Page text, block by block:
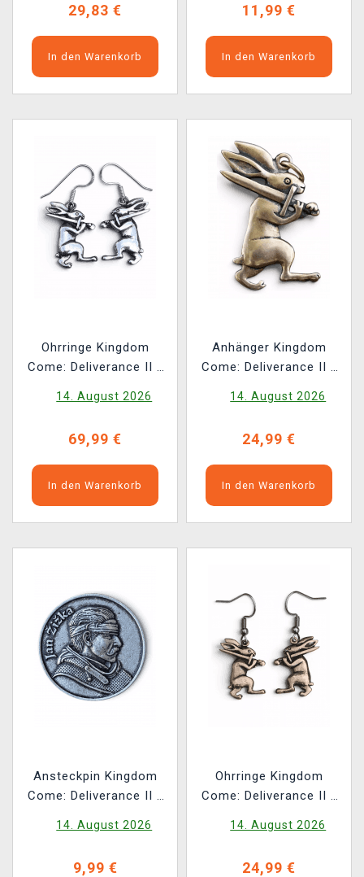
29,83 €
In den Warenkorb
11,99 €
In den Warenkorb
Ohrringe Kingdom
Come: Deliverance II -
14. August 2026
69,99 €
In den Warenkorb
Anhänger Kingdom
Come: Deliverance II -
14. August 2026
24,99 €
In den Warenkorb
Ansteckpin Kingdom
Come: Deliverance II -
14. August 2026
9,99 €
Ohrringe Kingdom
Come: Deliverance II -
14. August 2026
24,99 €